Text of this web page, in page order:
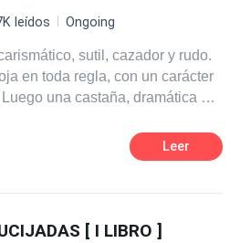
leídos Ongoing
sutil, cazador y rudo.
en toda regla, con un carácter
una castaña, dramática en
ignorar, su suave espíritu es
cóctel que se enciende las
Leer
[ I LIBRO ]